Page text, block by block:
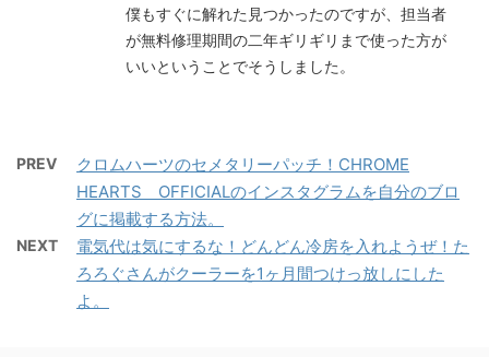
僕もすぐに解れた見つかったのですが、担当者
が無料修理期間の二年ギリギリまで使った方が
いいということでそうしました。
PREV
クロムハーツのセメタリーパッチ！CHROME
HEARTS OFFICIALのインスタグラムを自分のブロ
グに掲載する方法。
NEXT
電気代は気にするな！どんどん冷房を入れようぜ！た
ろろぐさんがクーラーを1ヶ月間つけっ放しにした
よ。